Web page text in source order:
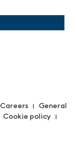
Careers| General
Cookie policy |